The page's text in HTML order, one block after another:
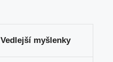
Vedlejší myšlenky